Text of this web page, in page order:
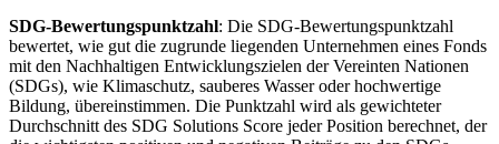
SDG-Bewertungspunktzahl: Die SDG-Bewertungspunktzahl
bewertet, wie gut die zugrunde liegenden Unternehmen eines Fonds
mit den Nachhaltigen Entwicklungszielen der Vereinten Nationen
(SDGs), wie Klimaschutz, sauberes Wasser oder hochwertige
Bildung, übereinstimmen. Die Punktzahl wird als gewichteter
Durchschnitt des SDG Solutions Score jeder Position berechnet, der